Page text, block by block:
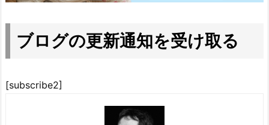
ブログの更新通知を受け取る
[subscribe2]